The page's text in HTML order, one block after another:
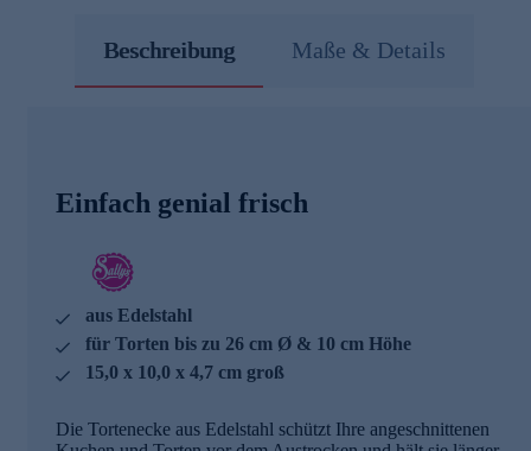
Beschreibung Maße & Details
Einfach genial frisch
aus Edelstahl
für Torten bis zu 26 cm Ø & 10 cm Höhe
15,0 x 10,0 x 4,7 cm groß
Die Tortenecke aus Edelstahl schützt Ihre angeschnittenen